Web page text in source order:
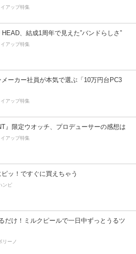
アップ特集
HEAD、結成1周年で見えた”バンドらしさ”
アップ特集
ーカー社員が本気で選ぶ「10万円台PC3
アップ特集
』限定ウオッチ、プロデューサーの感想は
アップ特集
ッ！ですぐに買えちゃう
ンピ
だけ！ミルクピールで一日中ずっとうるツ
リーノ